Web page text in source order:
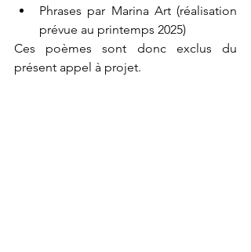
Phrases par Marina Art (réalisation
prévue au printemps 2025)
Ces poèmes sont donc exclus du
présent appel à projet.